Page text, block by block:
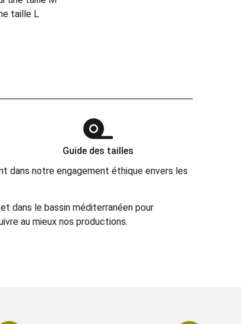
taille L
Guide des tailles
dans notre engagement éthique envers les
dans le bassin méditerranéen pour
au mieux nos productions.